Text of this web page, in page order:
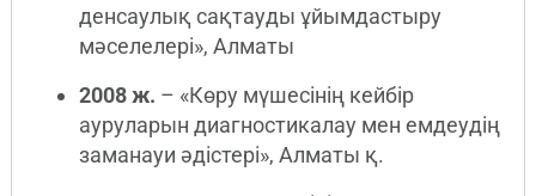
денсаулық сақтауды ұйымдастыру
мәселелері», Алматы
2008 ж. – «Көру мүшесінің кейбір
ауруларын диагностикалау мен емдеудің
заманауи әдістері», Алматы қ.